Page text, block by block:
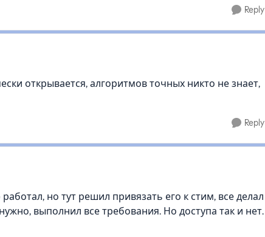
Reply
открывается, алгоритмов точных никто не знает,
Reply
но тут решил привязать его к стим, все делал
выполнил все требования. Но доступа так и нет.